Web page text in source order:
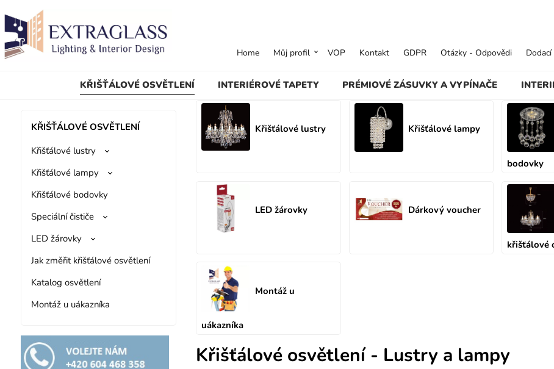
KŘIŠŤÁLOVÉ OSVĚTLENÍ INTERIÉROVÉ TAPETY PRÉMIOVÉ ZÁSUVKY A VYPÍNAČE
Home Můj profil VOP Kontakt GDPR Otázky - Odpovědi
KŘIŠŤÁLOVÉ OSVĚTLENÍ
Křišťálové lustry
Křišťálové lampy
Křišťálové bodovky
Speciální čističe
LED žárovky
Jak změřit křišťálové osvětlení
Katalog osvětlení
Montáž u uákazníka
Křišťálové lustry Křišťálové lampy
bodovky
LED žárovky Dárkový voucher
křišťálové
Montáž u
uákazníka
Křišťálové osvětlení - Lustry a lampy